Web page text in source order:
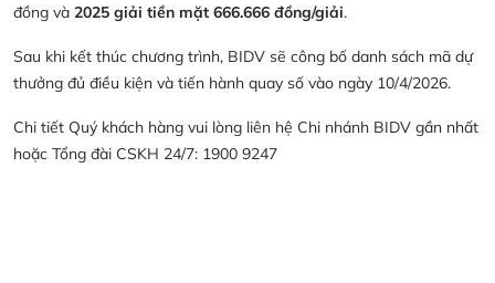
đồng và 2025 giải tiền mặt 666.666 đồng/giải.
Sau khi kết thúc chương trình, BIDV sẽ công bố danh sách mã dự
thưởng đủ điều kiện và tiến hành quay số vào ngày 10/4/2026.
Chi tiết Quý khách hàng vui lòng liên hệ Chi nhánh BIDV gần nhất
hoặc Tổng đài CSKH 24/7: 1900 9247